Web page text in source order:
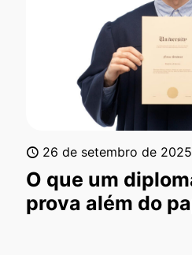
26 de setembro de 2025
O que um
prova além do